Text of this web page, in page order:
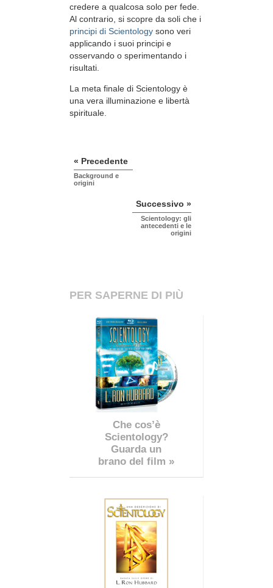
credere a qualcosa solo per fede.
Al contrario, si scopre da soli che i
principi di Scientology sono veri
applicando i suoi principi e
osservando o sperimentando i
risultati.
La meta finale di Scientology è
una vera illuminazione e libertà
spirituale.
« Precedente
Background e
origini
Successivo »
Scientology: gli
antecedenti e le
origini
PER SAPERNE DI PIÙ
Che cos’è
Scientology?
Guarda un
brano del film »